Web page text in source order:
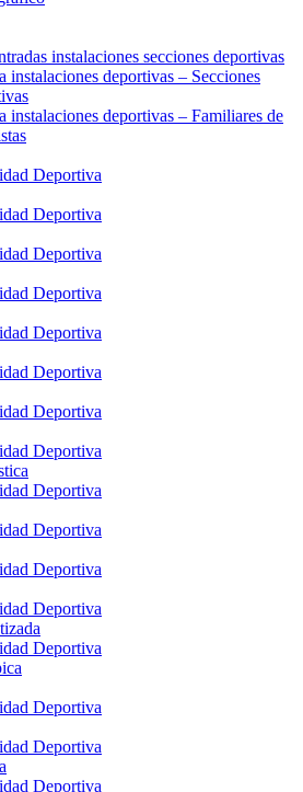
instalaciones secciones deportivas
instalaciones deportivas – Secciones
instalaciones deportivas – Familiares de
Deportiva
Deportiva
Deportiva
Deportiva
Deportiva
Deportiva
Deportiva
Deportiva
Deportiva
Deportiva
Deportiva
Deportiva
Deportiva
Deportiva
Deportiva
Deportiva